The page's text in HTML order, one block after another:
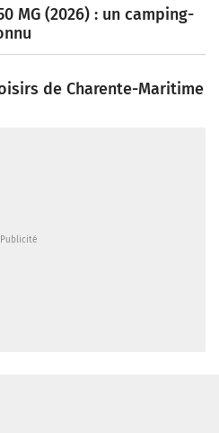
MG (2026) : un camping-
de Charente-Maritime